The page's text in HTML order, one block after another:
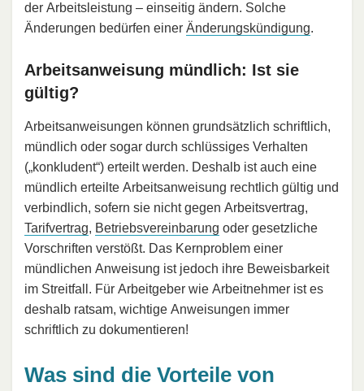
der Arbeitsleistung – einseitig ändern. Solche
Änderungen bedürfen einer Änderungskündigung.
Arbeitsanweisung mündlich: Ist sie
gültig?
Arbeitsanweisungen können grundsätzlich schriftlich,
mündlich oder sogar durch schlüssiges Verhalten
(„konkludent“) erteilt werden. Deshalb ist auch eine
mündlich erteilte Arbeitsanweisung rechtlich gültig und
verbindlich, sofern sie nicht gegen Arbeitsvertrag,
Tarifvertrag, Betriebsvereinbarung oder gesetzliche
Vorschriften verstößt. Das Kernproblem einer
mündlichen Anweisung ist jedoch ihre Beweisbarkeit
im Streitfall. Für Arbeitgeber wie Arbeitnehmer ist es
deshalb ratsam, wichtige Anweisungen immer
schriftlich zu dokumentieren!
Was sind die Vorteile von